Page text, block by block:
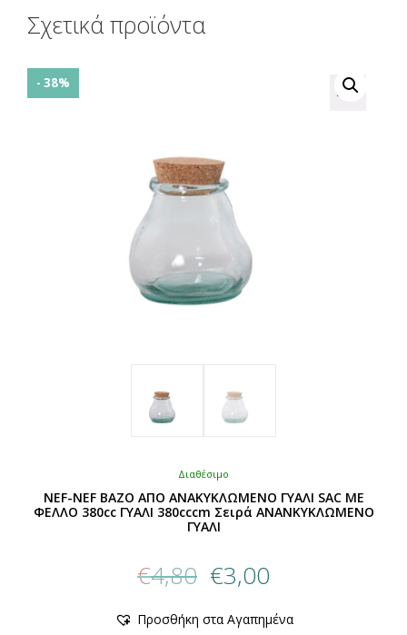
Σχετικά προϊόντα
- 38%
Διαθέσιμο
NEF-NEF ΒΑΖΟ ΑΠΟ ΑΝΑΚΥΚΛΩΜΕΝΟ ΓΥΑΛΙ SAC ΜΕ
ΦΕΛΛΟ 380cc ΓΥΑΛΙ 380cccm Σειρά ΑΝΑΝΚΥΚΛΩΜΕΝΟ
ΓΥΑΛΙ
€4,80
price
€4,80.
€3,00
είναι:
Προσθήκη στα Αγαπημένα